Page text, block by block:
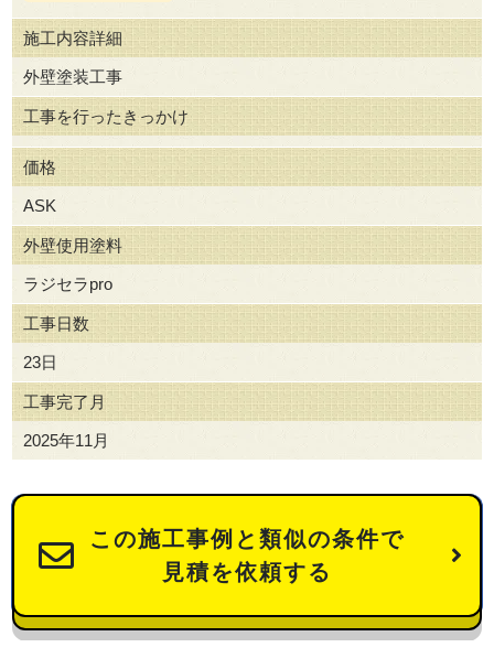
施工内容詳細
外壁塗装工事
工事を行ったきっかけ
価格
ASK
外壁使用塗料
ラジセラpro
工事日数
23日
工事完了月
2025年11月
この施工事例と類似の条件で
見積を依頼する